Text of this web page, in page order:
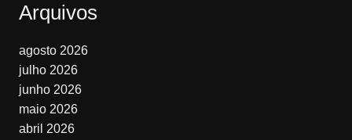
Arquivos
agosto 2026
julho 2026
junho 2026
maio 2026
abril 2026